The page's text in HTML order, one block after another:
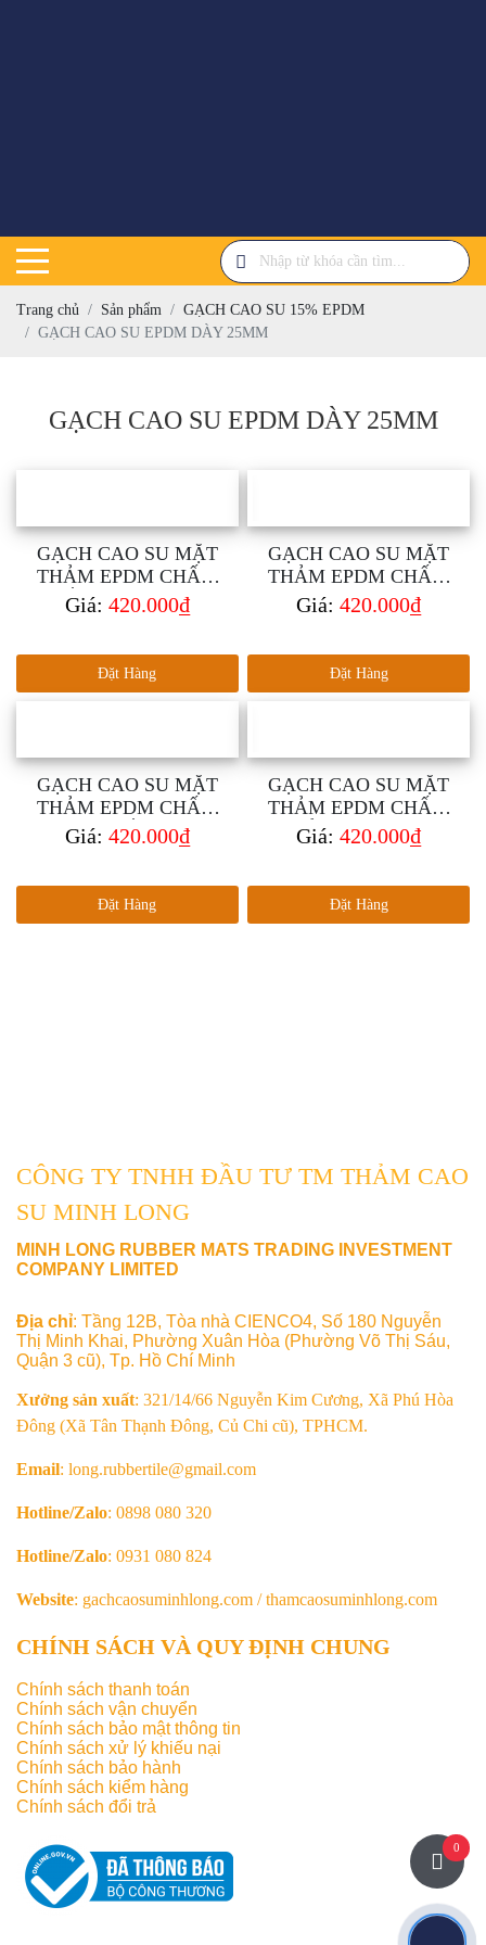
Trang chủ Sản phẩm
GẠCH CAO SU 15% EPDM
GẠCH CAO SU EPDM DÀY 25MM
GẠCH CAO SU EPDM DÀY 25MM
GẠCH CAO SU MẶT
THẢM EPDM CHẤM
TRẮNG DÀY 25MM
Giá: 420.000₫
Đặt Hàng
GẠCH CAO SU MẶT
THẢM EPDM CHẤM
VÀNG DÀY 25MM
Giá:420.000₫
Đặt Hàng
GẠCH CAO SU MẶT
THẢM EPDM CHẤM
XANH TRẮNG DÀY
Giá: 420.000₫
Đặt Hàng
GẠCH CAO SU MẶT
THẢM EPDM CHẤM
ĐỎ DÀY 25MM
Giá:420.000₫
Đặt Hàng
CÔNG TY TNHH ĐẦU TƯ TM THẢM CAO
SU MINH LONG
MINH LONG RUBBER MATS TRADING INVESTMENT
COMPANY LIMITED
Địa chỉ: Tầng 12B, Tòa nhà CIENCO4, Số 180 Nguyễn
Thị Minh Khai, Phường Xuân Hòa (Phường Võ Thị Sáu,
Quận 3 cũ), Tp. Hồ Chí Minh
Xưởng sản xuất: 321/14/66 Nguyễn Kim Cương, Xã Phú Hòa
Đông (Xã Tân Thạnh Đông, Củ Chi cũ), TPHCM.
Email: long.rubbertile@gmail.com
Hotline/Zalo: 0898 080 320
Hotline/Zalo: 0931 080 824
Website: gachcaosuminhlong.com / thamcaosuminhlong.com
CHÍNH SÁCH VÀ QUY ĐỊNH CHUNG
Chính sách thanh toán
Chính sách vận chuyển
Chính sách bảo mật thông tin
Chính sách xử lý khiếu nại
Chính sách bảo hành
Chính sách kiểm hàng
Chính sách đổi trả
0